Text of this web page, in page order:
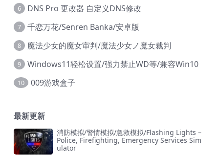
6 DNS Pro 更改器 自定义DNS修改
7 千恋万花/Senren Banka/安卓版
8 魔法少女的魔女审判/魔法少女ノ魔女裁判
9 Windows11轻松设置/强力禁止WD等/兼容Win10
10 009游戏盒子
最新更新
消防模拟/警情模拟/急救模拟/Flashing Lights –
Police, Firefighting, Emergency Services Sim
ulator